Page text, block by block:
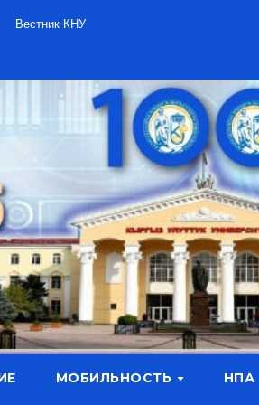
Вестник КНУ
МОБИЛЬНОСТЬ НПА